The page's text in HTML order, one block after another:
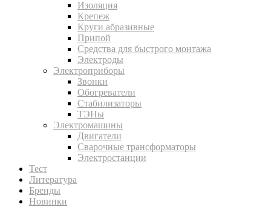
Изоляция
Крепеж
Круги абразивные
Припой
Средства для быстрого монтажа
Электроды
Электроприборы
Звонки
Обогреватели
Стабилизаторы
ТЭНы
Электромашины
Двигатели
Сварочные трансформаторы
Электростанции
Тест
Литература
Бренды
Новинки